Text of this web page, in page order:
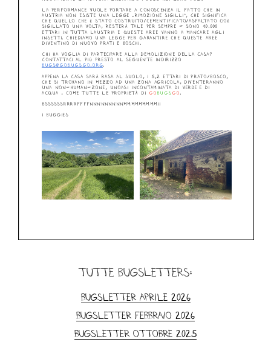
tutte Bugsletters:
Bugsletter Aprile 2026
Bugsletter Febbraio 2026
Bugsletter Ottobre 2025